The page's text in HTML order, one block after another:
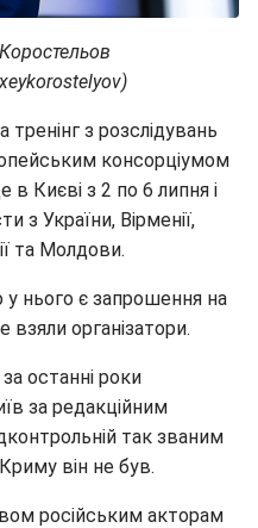
з розслідувань
консорціумом
в Києві з 2 по 6 липня і
з України, Вірменії,
та Молдови.
нього є запрошення на
взяли організатори.
останні роки
за редакційним
так званим
він не був.
російським акторам